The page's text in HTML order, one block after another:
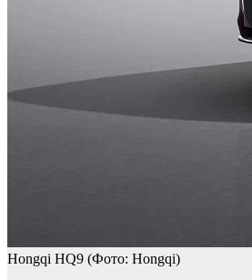
Hongqi HQ9 (Фото: Hongqi)